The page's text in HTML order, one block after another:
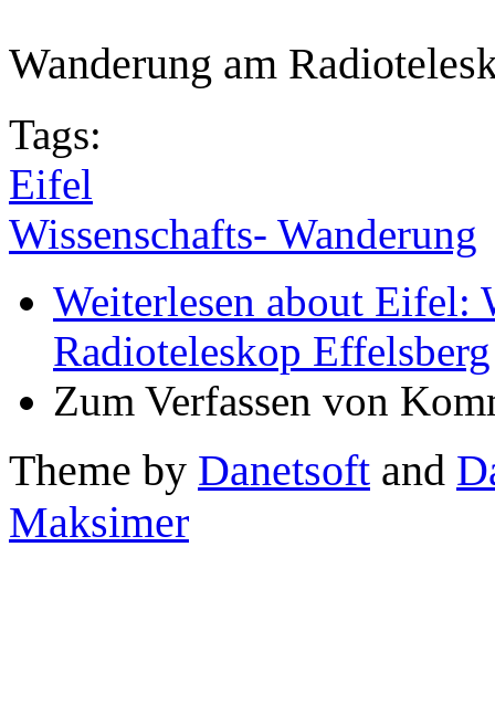
Wanderung am
Tags:
Eifel
Wissenschafts- Wanderung
Weiterlesen about Eifel:
Radioteleskop Effelsberg
Zum Verfassen von
Theme by Danetsoft and
Maksimer